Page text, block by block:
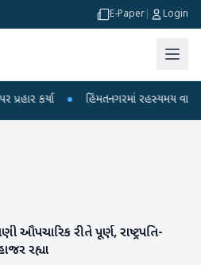
E-Paper Login
કર્યા ● હિંમતનગરમાં રહસ્યમય વાયરસ કે
ઔપચારિક રીતે પૂર્ણ, રાષ્ટ્રપતિ-
રહ્યા